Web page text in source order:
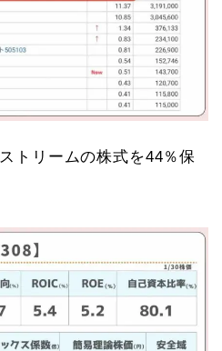
トリームの株式を44％保